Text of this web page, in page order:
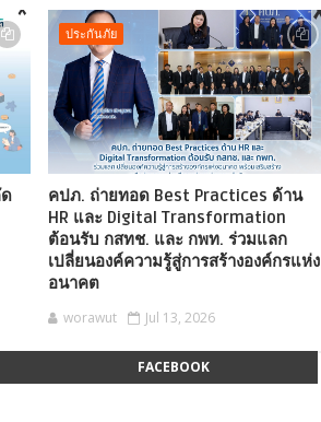
ประกันภัย
คปภ. ถ่ายทอด Best Practices ด้าน
HR และ Digital Transformation
ต้อนรับ กสทช. และ กพท. ร่วมแลก
เปลี่ยนองค์ความรู้สู่การสร้างองค์กรแห่ง
อนาคต
worawut Jul 13, 2026
FACEBOOK